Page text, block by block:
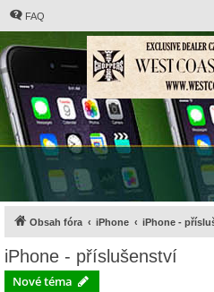
FAQ
Obsah fóra iPhone iPhone -
iPhone - příslušenství
Nové téma